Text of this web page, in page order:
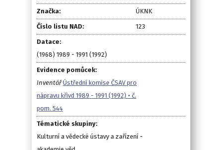
Značka: ÚKNK
Číslo listu NAD: 123
Datace:
(1968) 1989 - 1991 (1992)
Evidence pomůcek:
Inventář Ústřední komise ČSAV pro
nápravu křivd 1989 - 1991 (1992) • č.
pom. 544
Tématické skupiny:
Kulturní a vědecké ústavy a zařízení -